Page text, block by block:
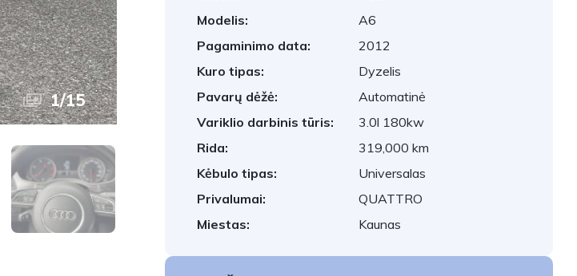
1/15
Modelis:
A6
Pagaminimo data:
2012
Kuro tipas:
Dyzelis
Pavarų dėžė:
Automatinė
Variklio darbinis tūris:
3.0l 180kw
Rida:
319,000 km
Kėbulo tipas:
Universalas
Privalumai:
QUATTRO
Miestas:
Kaunas